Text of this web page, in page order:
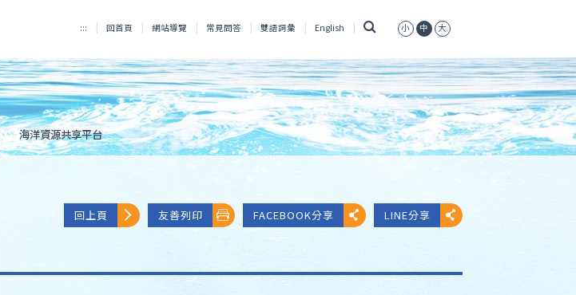
::: 回首頁 網站導覽 常見問答 雙語詞彙 English 小 中 大
海洋資源共享平台
回上頁 友善列印 FACEBOOK分享 LINE分享